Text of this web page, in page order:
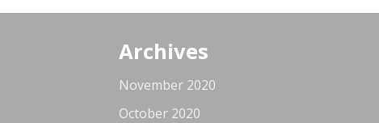
Archives
November 2020
October 2020